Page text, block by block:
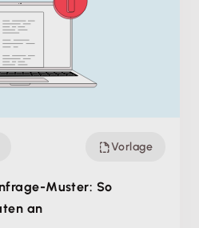
Vorlage
Muster: So
an